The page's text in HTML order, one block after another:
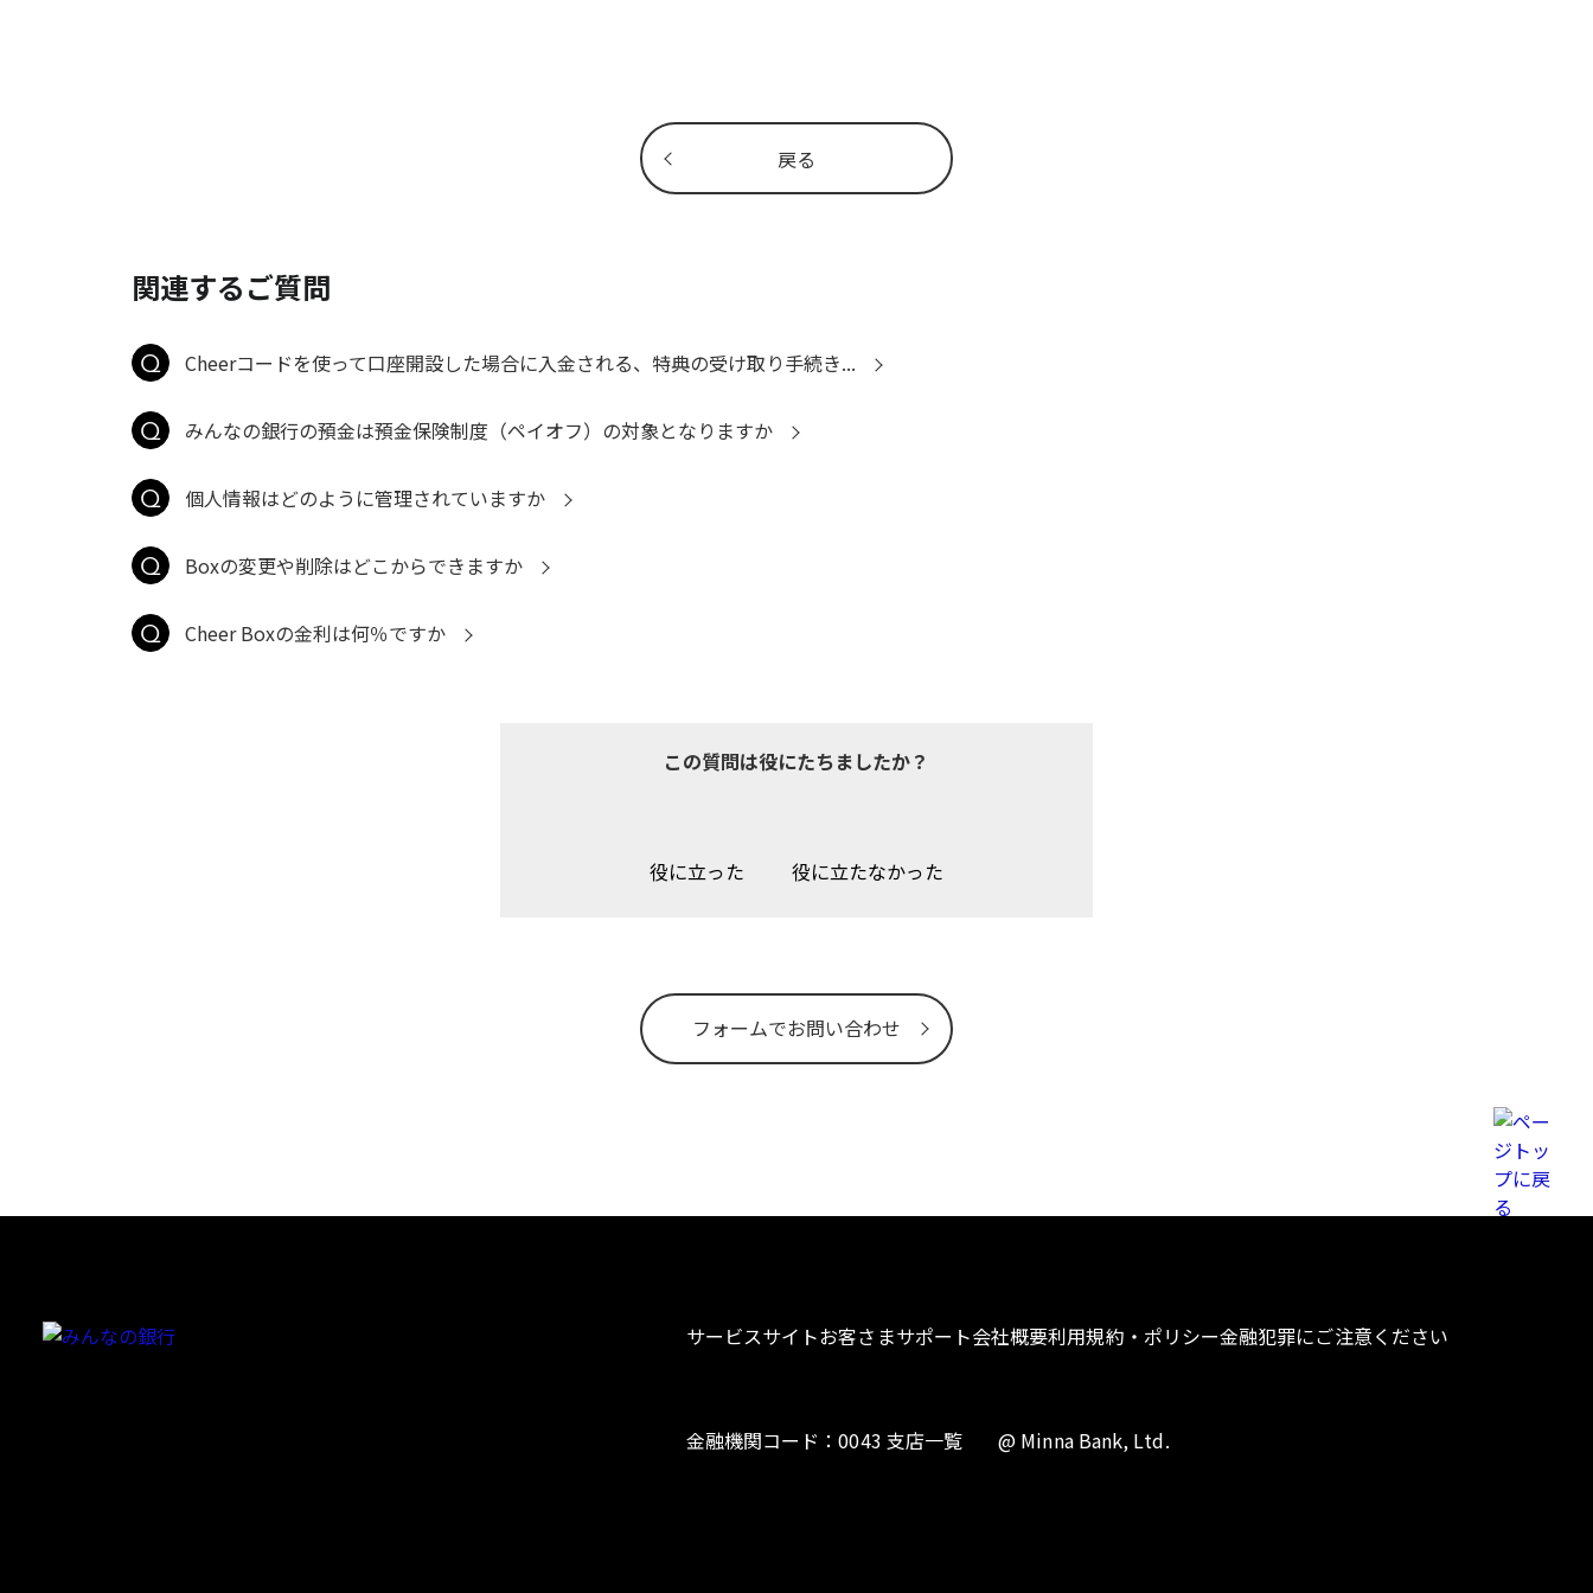
戻る
関連するご質問
Cheerコードを使って口座開設した場合に入金される、特典の受け取り手続き...
みんなの銀行の預金は預金保険制度（ペイオフ）の対象となりますか
個人情報はどのように管理されていますか
Boxの変更や削除はどこからできますか
Cheer Boxの金利は何％ですか
この質問は役にたちましたか？
役に立った 役に立たなかった
フォームでお問い合わせ
サービスサイトお客さまサポート会社概要利用規約・ポリシー金融犯罪にご注意ください
金融機関コード：0043 支店一覧 @ Minna Bank, Ltd.